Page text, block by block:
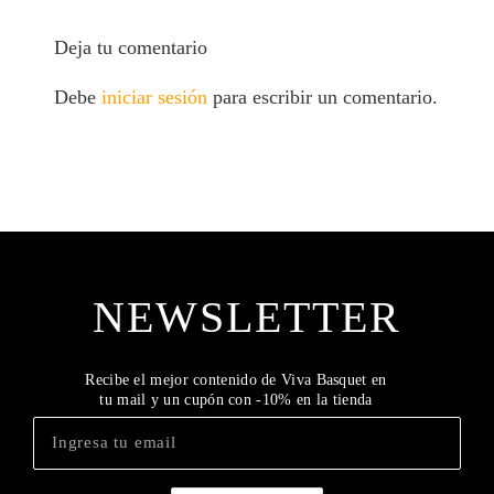
Deja tu comentario
Debeiniciar sesiónpara escribir un comentario.
NEWSLETTER
Recibe el mejor contenido de Viva Basquet en
tu mail y un cupón con -10% en la tienda